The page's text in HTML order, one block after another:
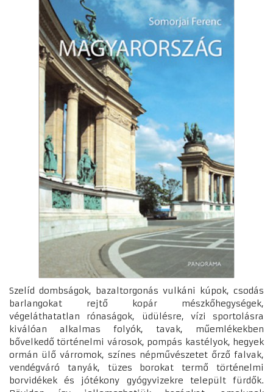
Szelíd dombságok, bazaltorgonás vulkáni kúpok, csodás
barlangokat rejtő kopár mészkőhegységek,
végeláthatatlan rónaságok, üdülésre, vízi sportolásra
kiválóan alkalmas folyók, tavak, műemlékekben
bővelkedő történelmi városok, pompás kastélyok, hegyek
ormán ülő várromok, színes népművészetet őrző falvak,
vendégváró tanyák, tüzes borokat termő történelmi
borvidékek és jótékony gyógyvizekre települt fürdők.